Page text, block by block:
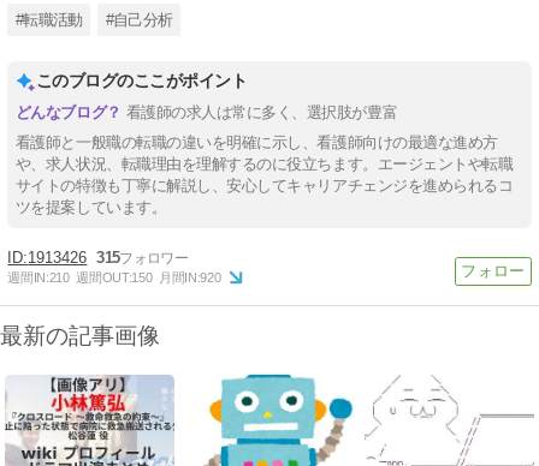
#転職活動 #自己分析
このブログのここがポイント
看護師の求人は常に多く、選択肢が豊富
看護師と一般職の転職の違いを明確に示し、看護師向けの最適な進め方
や、求人状況、転職理由を理解するのに役立ちます。エージェントや転職
サイトの特徴も丁寧に解説し、安心してキャリアチェンジを進められるコ
ツを提案しています。
1913426 315
週間IN:210 週間OUT:150 月間IN:920
最新の記事画像